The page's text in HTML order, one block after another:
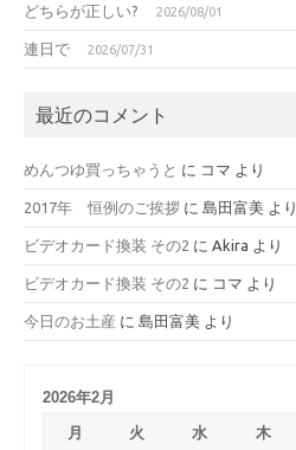
どちらが正しい? 2026/08/01
連日で 2026/07/31
最近のコメント
めんつゆ買っちゃうと に コマ より
2017年 恒例のご挨拶 に 島田富美 より
ビデオカード換装 その2 に Akira より
ビデオカード換装 その2 に コマ より
今日のお土産 に 島田富美 より
2026年2月
月
火 水 木